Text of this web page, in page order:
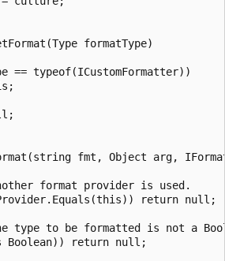
formatType)
== typeof(ICustomFormatter))
fmt, Object arg,
format provider is used.
return null;
type to be formatted is not a
Boolean)) return null;